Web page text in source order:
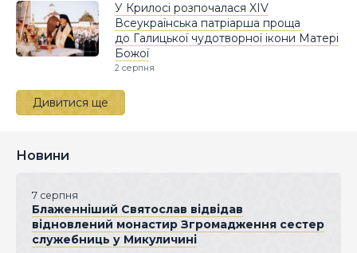
У Крилосі розпочалася XIV
Всеукраїнська патріарша проща
до Галицької чудотворної ікони Матері
Божої
2 серпня
Дивитися ще
Новини
7 серпня
Блаженніший Святослав відвідав
відновлений монастир Згромадження сестер
служебниць у Микуличині